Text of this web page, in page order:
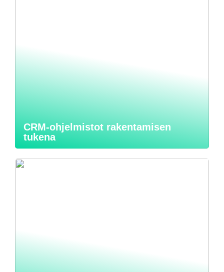
CRM-ohjelmistot rakentamisen
tukena